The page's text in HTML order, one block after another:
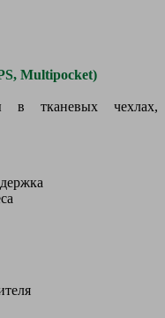
Multipocket)
в тканевых чехлах,